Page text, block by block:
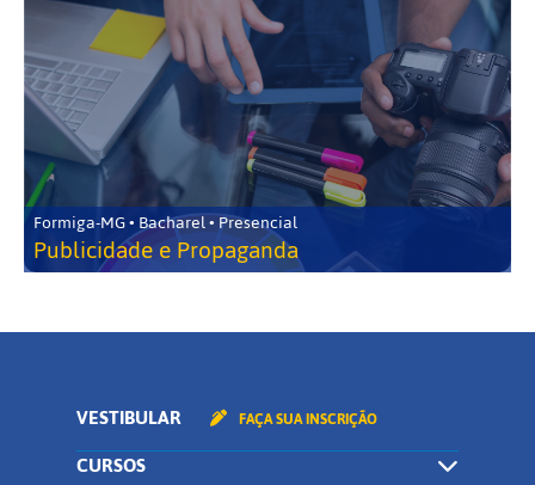
Formiga-MG • Bacharel • Presencial
Publicidade e Propaganda
VESTIBULAR FAÇA SUA INSCRIÇÃO
CURSOS